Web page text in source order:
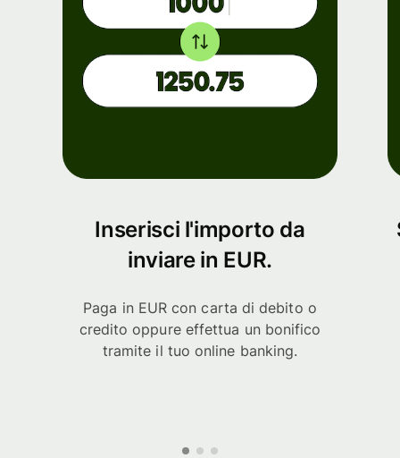
Inserisci l'importo da
inviare in EUR.
Paga in EUR con carta di debito o
credito oppure effettua un bonifico
tramite il tuo online banking.